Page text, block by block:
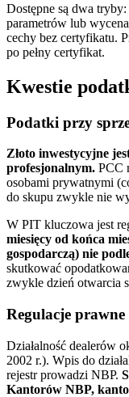
Dostępne są dwa
parametrów lub
cechy bez certyfikatu.
po pełny certyfikat.
Kwestie
Podatki przy
Złoto inwestycyjne
profesjonalnym. PCC
osobami prywatnymi
do skupu zwykle nie
W PIT kluczowa jest
miesięcy od końca
gospodarczą) nie
skutkować
zwykle dzień otwarcia
Regulacje
Działalność dealerów
2002 r.). Wpis do
rejestr prowadzi NBP.
Kantorów NBP,